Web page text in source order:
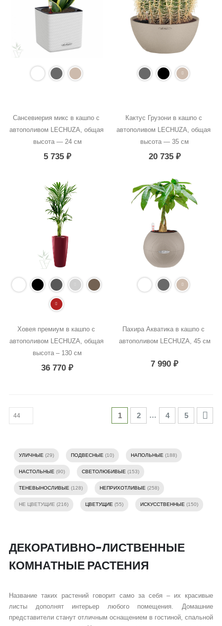
Сансевиерия микс в кашпо с
автополивом LECHUZA, общая
высота — 24 см
5 735 ₽
Кактус Грузони в кашпо с
автополивом LECHUZA, общая
высота — 35 см
20 735 ₽
Ховея премиум в кашпо с
автополивом LECHUZA, общая
высота – 130 см
36 770₽
Пахира Акватика в кашпо с
автополивом LECHUZA, 45 см
7 990₽
1 2 … 4 5
УЛИЧНЫЕ (29) ПОДВЕСНЫЕ (10) НАПОЛЬНЫЕ (188)
НАСТОЛЬНЫЕ (90) СВЕТОЛЮБИВЫЕ (153)
ТЕНЕВЫНОСЛИВЫЕ (128) НЕПРИХОТЛИВЫЕ (258)
НЕ ЦВЕТУЩИЕ (216) ЦВЕТУЩИЕ (55) ИСКУССТВЕННЫЕ (150)
ДЕКОРАТИВНО-ЛИСТВЕННЫЕ
КОМНАТНЫЕ РАСТЕНИЯ
Название таких растений говорит само за себя – их красивые
листы дополнят интерьер любого помещения. Домашние
представители станут отличным оснащением в гостиной, спальной